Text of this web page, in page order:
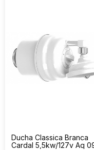
Ducha Classica Branca
Cardal 5,5kw/127v Aq